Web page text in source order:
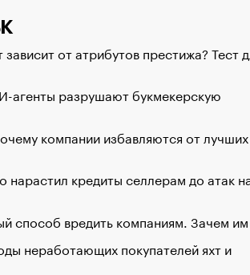
от атрибутов престижа? Тест
агенты разрушают букмекерскую
компании избавляются от лучших
нарастил кредиты селлерам до атак
способ вредить компаниям. Зачем
неработающих покупателей яхт и